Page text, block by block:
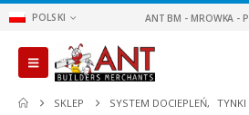
POLSKI ANT BM - MROWKA
SKLEP SYSTEM DOCIEPLEŃ,
TYNKI